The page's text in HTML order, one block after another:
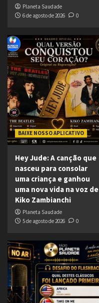
Planeta Saudade
6 de agosto de 2026
0
BAIXE NOSSO APLICATIVO
Hey Jude: A canção que
nasceu para consolar
uma criança e ganhou
uma nova vida na voz de
Kiko Zambianchi
Planeta Saudade
5 de agosto de 2026
0